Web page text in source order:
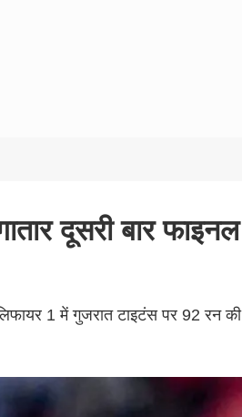
दूसरी बार फाइनल
1 में गुजरात टाइटंस पर 92 रन की